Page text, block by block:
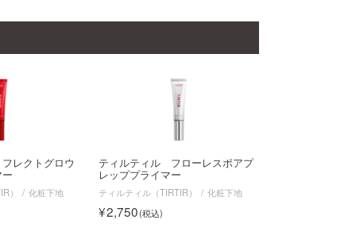
レクトグロウ
） 化粧下地
ティルティル フローレスポアプ
レッププライマー
ティルティル（TIRTIR） 化粧下地
2,750